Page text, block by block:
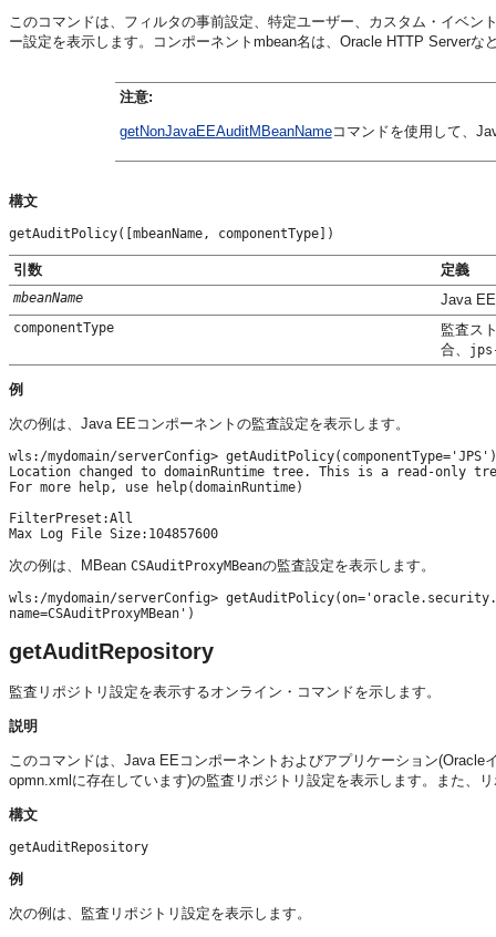
このコマンドは、フィルタの事前設定、特定ユーザー、カスタム・イベ
ー設定を表示します。コンポーネントmbean名は、Oracle HTTP Server
注意:
getNonJavaEEAuditMBeanNameコマンドを使用して、
構文
getAuditPolicy([mbeanName, componentType])
引数 定義
mbeanName Java
componentType
監査ス
合、
例
次の例は、Java EEコンポーネントの監査設定を表示します。
wls:/mydomain/serverConfig>
Location changed to domainRuntime tree. This is a read-only
For more help, use help(domainRuntime)
FilterPreset:All
次の例は、MBean CSAuditProxyMBeanの監査設定を表示します。
wls:/mydomain/serverConfig>
name=CSAuditProxyMBean')
getAuditRepository
監査リポジトリ設定を表示するオンライン・コマンドを示します。
説明
このコマンドは、Java EEコンポーネントおよびアプリケーション
opmn.xmlに存在しています)の監査リポジトリ設定を表示します。また、
構文
getAuditRepository
例
次の例は、監査リポジトリ設定を表示します。